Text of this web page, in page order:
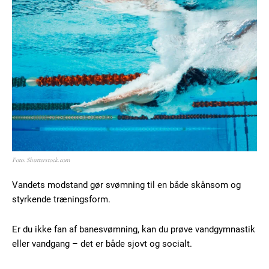
Foto: Shutterstock.com
Vandets modstand gør svømning til en både skånsom og
styrkende træningsform.
Er du ikke fan af banesvømning, kan du prøve vandgymnastik
eller vandgang – det er både sjovt og socialt.